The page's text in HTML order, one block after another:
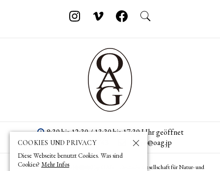
9:30 bis 12:30 / 13:30 bis 17:30 Uhr geöffnet
+813 3582 7743
tokyo­@­oag­.­jp
© 1873 (明治6年) – 2026 ( ) by OAG – Deutsche Gesellschaft für Natur- und
COOKIES UND PRIVACY
Diese Webseite benutzt Cookies. Was sind
Cookies? Mehr Infos